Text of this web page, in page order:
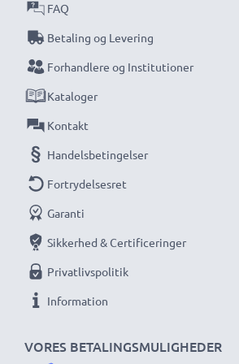
ved højkvalitetsprodukter. Derfor
garanti på 36 måneder!
VORES BETALINGSMULIGHEDER
FAQ
Betaling og Levering
Forhandlere og Institutioner
Kataloger
Kontakt
Handelsbetingelser
Fortrydelsesret
Garanti
Sikkerhed & Certificeringer
Privatlivspolitik
Information